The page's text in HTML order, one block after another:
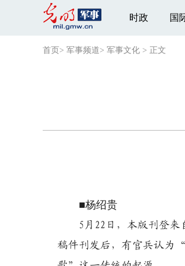
时政 国
首页 > 军事频道> 军事文化 > 正文
■杨绍贵
5月22日，本版刊登来
稿件刊发后，有官兵认为